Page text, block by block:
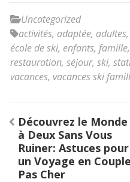
Uncategorized
activités, adaptée, adultes,
école de ski, enfants, famille,
restauration, séjour, ski,
vacances, vacances ski
Navigation
de
l’article
Découvrez le Monde
à Deux Sans Vous
Ruiner: Astuces pour
un Voyage en Couple
Pas Cher